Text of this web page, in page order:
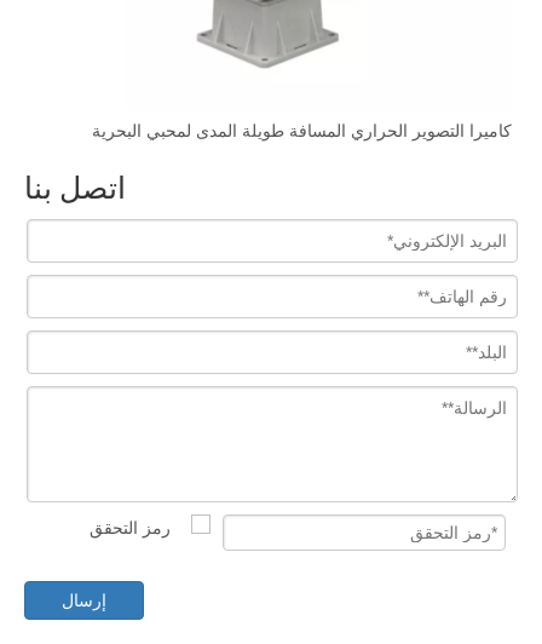
كاميرا التصوير الحراري المسافة طويلة المدى لمحبي البحرية
اتصل بنا
إرسال